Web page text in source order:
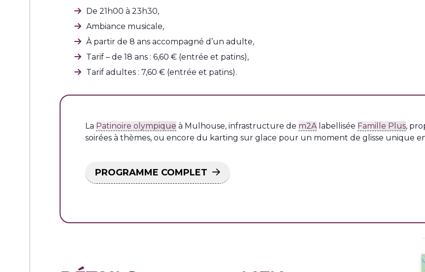
De 21h00 à 23h30,
Ambiance musicale,
À partir de 8 ans accompagné d’un adulte,
Tarif – de 18 ans : 6,60 € (entrée et patins),
Tarif adultes : 7,60 € (entrée et patins).
La Patinoire olympique à Mulhouse, infrastructure de m2A labellisée Famille Plus,
soirées à thèmes, ou encore du karting sur glace pour un moment de glisse unique
PROGRAMME COMPLET